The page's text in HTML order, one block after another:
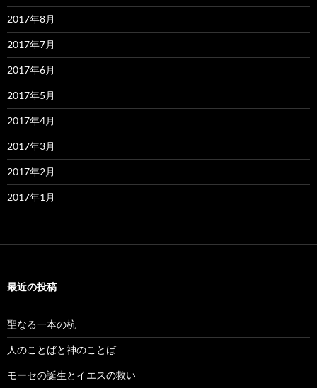
2017年8月
2017年7月
2017年6月
2017年5月
2017年4月
2017年3月
2017年2月
2017年1月
最近の投稿
聖なる一本の杭
人のことばと神のことば
モーセの誕生とイエスの救い